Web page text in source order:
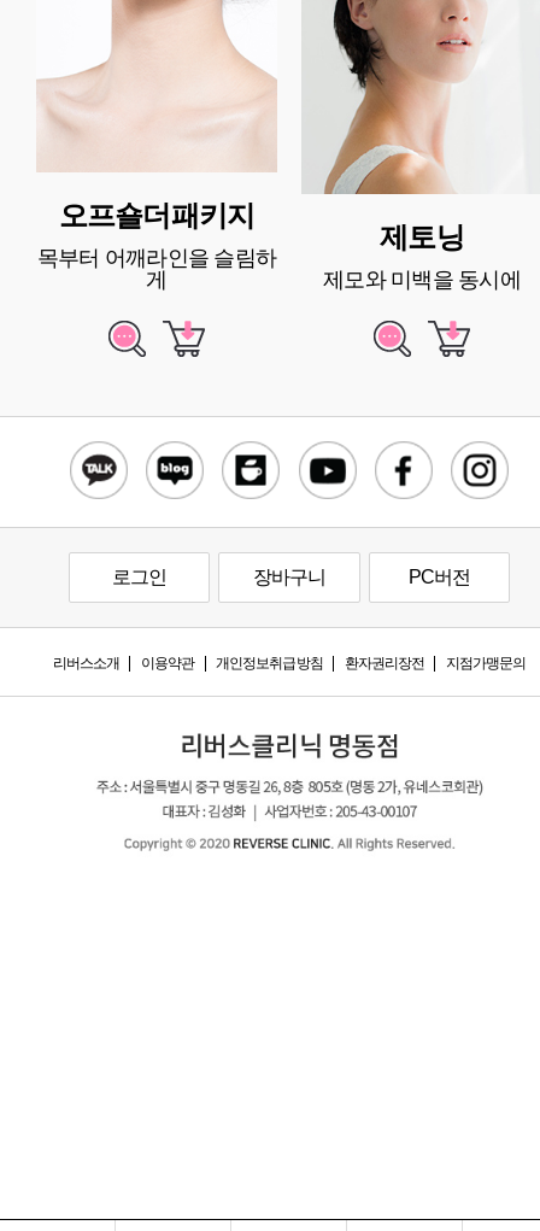
오프숄더패키지
목부터 어깨라인을 슬림하
게
제토닝
제모와 미백을 동시에
로그인 장바구니 PC버전
리버스소개 이용약관 개인정보취급방침 환자권리장전 지점가맹문의